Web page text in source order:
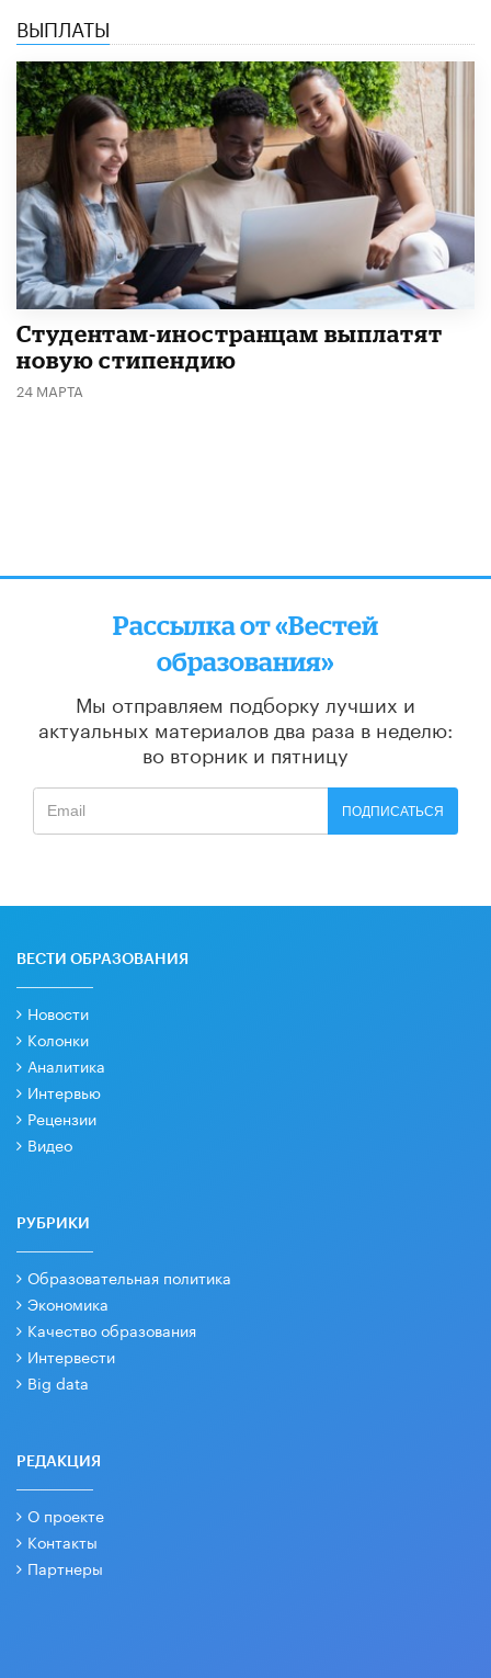
ВЫПЛАТЫ
Студентам-иностранцам выплатят
новую стипендию
24 МАРТА
Рассылка от «Вестей
образования»
Мы отправляем подборку лучших и
актуальных материалов два раза в неделю:
во вторник и пятницу
ПОДПИСАТЬСЯ
ВЕСТИ ОБРАЗОВАНИЯ
Новости
Колонки
Аналитика
Интервью
Рецензии
Видео
РУБРИКИ
Образовательная политика
Экономика
Качество образования
Интервести
Big data
РЕДАКЦИЯ
О проекте
Контакты
Партнеры